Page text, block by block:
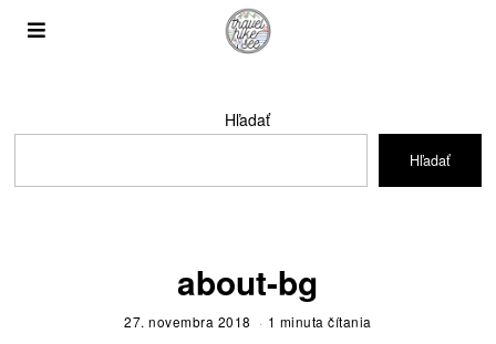
Hľadať
Hľadať
about-bg
27. novembra 2018 1 minuta čítania